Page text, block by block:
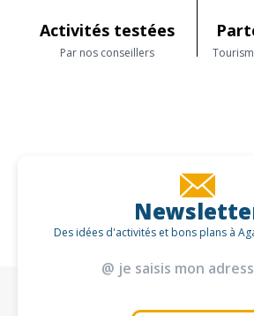
Activités testées
Par nos conseillers
Des idées d'activités et bons plans à